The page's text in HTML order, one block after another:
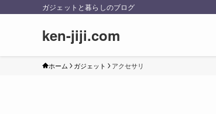
ガジェットと暮らしのブログ
ken-jiji.com
ホーム ガジェット アクセサリ